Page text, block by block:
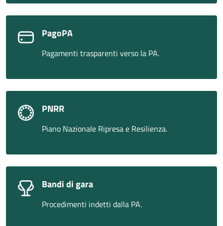
PagoPA
Pagamenti trasparenti verso la PA.
PNRR
Piano Nazionale Ripresa e Resilienza.
Bandi di gara
Procedimenti indetti dalla PA.